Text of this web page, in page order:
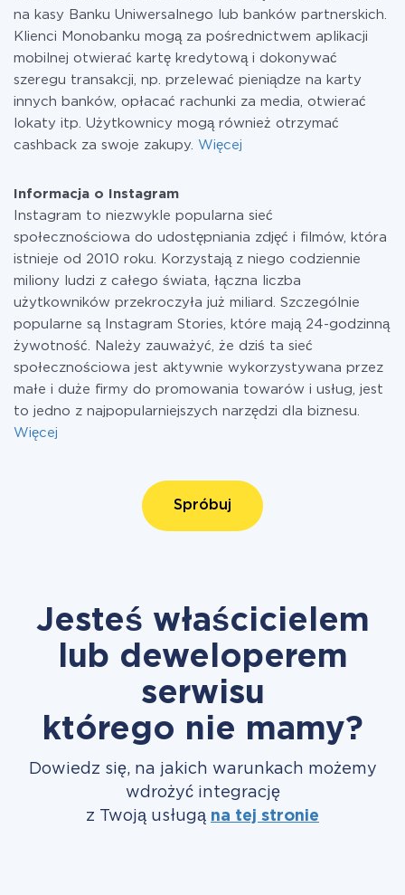
na kasy Banku Uniwersalnego lub banków partnerskich.
Klienci Monobanku mogą za pośrednictwem aplikacji
mobilnej otwierać kartę kredytową i dokonywać
szeregu transakcji, np. przelewać pieniądze na karty
innych banków, opłacać rachunki za media, otwierać
lokaty itp. Użytkownicy mogą również otrzymać
cashback za swoje zakupy. Więcej
Informacja o Instagram
Instagram to niezwykle popularna sieć
społecznościowa do udostępniania zdjęć i filmów, która
istnieje od 2010 roku. Korzystają z niego codziennie
miliony ludzi z całego świata, łączna liczba
użytkowników przekroczyła już miliard. Szczególnie
popularne są Instagram Stories, które mają 24-godzinną
żywotność. Należy zauważyć, że dziś ta sieć
społecznościowa jest aktywnie wykorzystywana przez
małe i duże firmy do promowania towarów i usług, jest
to jedno z najpopularniejszych narzędzi dla biznesu.
Więcej
Spróbuj
Jesteś właścicielem
lub deweloperem
serwisu
którego nie mamy?
Dowiedz się, na jakich warunkach możemy
wdrożyć integrację
z Twoją usługą na tej stronie